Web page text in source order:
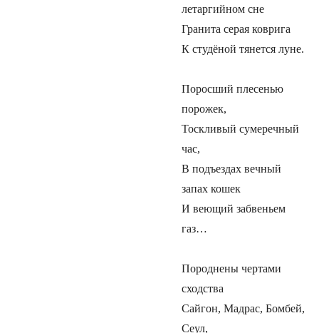
летаргийном сне
Гранита серая коврига
К студёной тянется луне.
Поросший плесенью
порожек,
Тоскливый сумеречный
час,
В подъездах вечный
запах кошек
И веющий забвеньем
газ…
Породнены чертами
сходства
Сайгон, Мадрас, Бомбей,
Сеул,